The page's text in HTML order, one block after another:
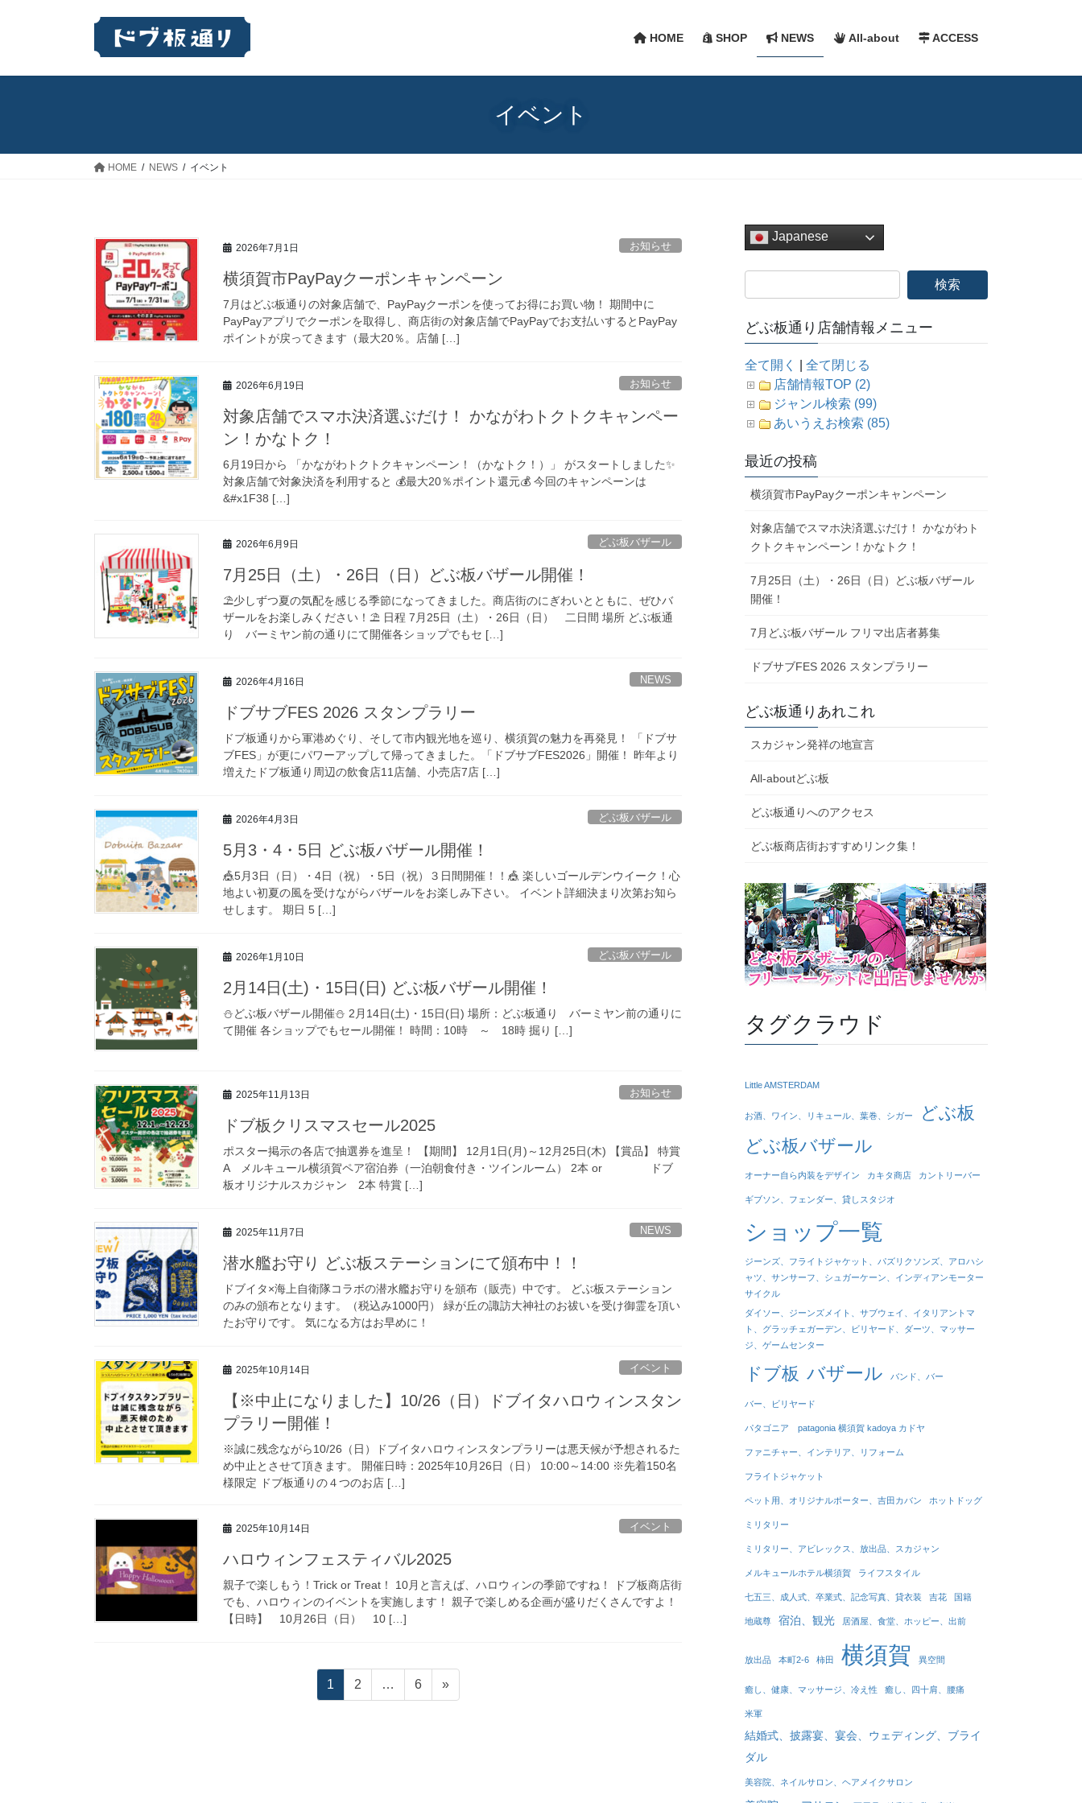
HOME SHOP NEWS All-about ACCESS
イベント
HOME NEWS イベント
2026年7月1日 お知らせ
横須賀市PayPayクーポンキャンペーン
7月はどぶ板通りの対象店舗で、PayPayクーポンを使ってお得にお買い物！ 期間中に
PayPayアプリでクーポンを取得し、商店街の対象店舗でPayPayでお支払いするとPayPay
ポイントが戻ってきます（最大20％。店舗 […]
2026年6月19日 お知らせ
対象店舗でスマホ決済選ぶだけ！ かながわトクトクキャンペー
ン！かなトク！
6月19日から 「かながわトクトクキャンペーン！（かなトク！）」 がスタートしました✨
対象店舗で対象決済を利用すると 💰️最大20％ポイント還元️💰 今回のキャンペーンは
&#x1F38 […]
2026年6月9日 どぶ板バザール
7月25日（土）・26日（日）どぶ板バザール開催！
⛱️少しずつ夏の気配を感じる季節になってきました。商店街のにぎわいとともに、ぜひバ
ザールをお楽しみください！⛱️ 日程 7月25日（土）・26日（日） 二日間 場所 どぶ板通
り バーミヤン前の通りにて開催各ショップでもセ […]
2026年4月16日 NEWS
ドブサブFES 2026 スタンプラリー
ドブ板通りから軍港めぐり、そして市内観光地を巡り、横須賀の魅力を再発見！ 「ドブサ
ブFES」が更にパワーアップして帰ってきました。「ドブサブFES2026」開催！ 昨年より
増えたドブ板通り周辺の飲食店11店舗、小売店7店 […]
2026年4月3日 どぶ板バザール
5月3・4・5日 どぶ板バザール開催！
🎪5月3日（日）・4日（祝）・5日（祝）３日間開催！！🎪 楽しいゴールデンウイーク！心
地よい初夏の風を受けながらバザールをお楽しみ下さい。 イベント詳細決まり次第お知ら
せします。 期日 5 […]
2026年1月10日 どぶ板バザール
2月14日(土)・15日(日) どぶ板バザール開催！
⛄️どぶ板バザール開催⛄️ 2月14日(土)・15日(日) 場所：どぶ板通り バーミヤン前の通りに
て開催 各ショップでもセール開催！ 時間：10時 ～ 18時 掘り […]
2025年11月13日 お知らせ
ドブ板クリスマスセール2025
ポスター掲示の各店で抽選券を進呈！ 【期間】 12月1日(月)～12月25日(木) 【賞品】 特賞
A メルキュール横須賀ペア宿泊券（一泊朝食付き・ツインルーム） 2本 or ドブ
板オリジナルスカジャン 2本 特賞 […]
2025年11月7日 NEWS
潜水艦お守り どぶ板ステーションにて頒布中！！
ドブイタ×海上自衛隊コラボの潜水艦お守りを頒布（販売）中です。 どぶ板ステーション
のみの頒布となります。（税込み1000円） 緑が丘の諏訪大神社のお祓いを受け御霊を頂い
たお守りです。 気になる方はお早めに！
2025年10月14日 イベント
【※中止になりました】10/26（日）ドブイタハロウィンスタン
プラリー開催！
※誠に残念ながら10/26（日）ドブイタハロウィンスタンプラリーは悪天候が予想されるた
め中止とさせて頂きます。 開催日時：2025年10月26日（日） 10:00～14:00 ※先着150名
様限定 ドブ板通りの４つのお店 […]
2025年10月14日 イベント
ハロウィンフェスティバル2025
親子で楽しもう！Trick or Treat！ 10月と言えば、ハロウィンの季節ですね！ ドブ板商店街
でも、ハロウィンのイベントを実施します！ 親子で楽しめる企画が盛りだくさんですよ！
【日時】 10月26日（日） 10 […]
固
定
1
固
定
2 …
固
定
6 »
Japanese
どぶ板通り店舗情報メニュー
全て開く |全て閉じる
店舗情報TOP (2)
ジャンル検索 (99)
あいうえお検索 (85)
最近の投稿
横須賀市PayPayクーポンキャンペーン
対象店舗でスマホ決済選ぶだけ！ かながわト
クトクキャンペーン！かなトク！
7月25日（土）・26日（日）どぶ板バザール
開催！
7月どぶ板バザール フリマ出店者募集
ドブサブFES 2026 スタンプラリー
どぶ板通りあれこれ
スカジャン発祥の地宣言
All-aboutどぶ板
どぶ板通りへのアクセス
どぶ板商店街おすすめリンク集！
タグクラウド
Little AMSTERDAM
お酒、ワイン、リキュール、葉巻、シガー
どぶ板
どぶ板バザール
オーナー自ら内装をデザイン カキタ商店 カントリーバー
ギブソン、フェンダー、貸しスタジオ
ショップ一覧
ジーンズ、フライトジャケット、パズリクソンズ、アロハシ
ャツ、サンサーフ、シュガーケーン、インディアンモーター
サイクル
ダイソー、ジーンズメイト、サブウェイ、イタリアントマ
ト、グラッチェガーデン、ビリヤード、ダーツ、マッサー
ジ、ゲームセンター
ドブ板 バザール バンド、バー
バー、ビリヤード
パタゴニア patagonia 横須賀 kadoya カドヤ
ファニチャー、インテリア、リフォーム
フライトジャケット
ペット用、オリジナルポーター、吉田カバン ホットドッグ
ミリタリー
ミリタリー、アビレックス、放出品、スカジャン
メルキュールホテル横須賀 ライフスタイル
七五三、成人式、卒業式、記念写真、貸衣装 吉花 国籍
地蔵尊 宿泊、観光 居酒屋、食堂、ホッピー、出前
放出品 本町2-6 柿田 横須賀 異空間
癒し、健康、マッサージ、冷え性 癒し、四十肩、腰痛
米軍
結婚式、披露宴、宴会、ウェディング、ブライ
ダル
美容院、ネイルサロン、ヘアメイクサロン